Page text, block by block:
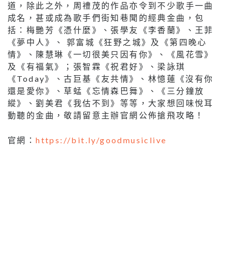
道，除此之外，周禮茂的作品亦令到不少歌手一曲
成名，甚或成為歌手們街知巷聞的經典金曲，包
括：梅艷芳《憑什麼》、張學友《李香蘭》、王菲
《夢中人》、
郭富城《狂野之城》及《第四晚心
情》、陳慧琳《一切很美只因有你》、《風花雪》
及《有福氣》；張智霖《祝君好》、梁詠琪
《Today》、古巨基《友共情》、林憶蓮《沒有你
還是愛你》、草蜢《忘情森巴舞》、《三分鐘放
縱》、劉美君《我估不到》等等，大家想回味悅耳
動聽的金曲，敬請留意主辦官網公佈搶飛攻略！
官網：https://bit.ly/goodmusiclive